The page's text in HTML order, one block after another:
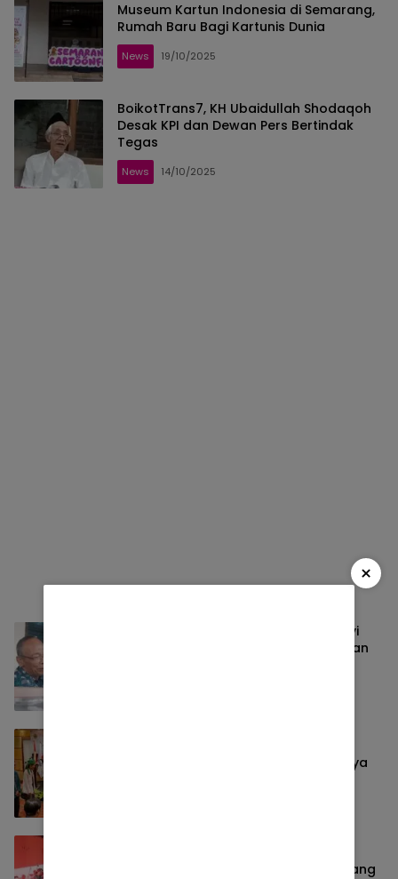
Museum Kartun Indonesia di Semarang,
Rumah Baru Bagi Kartunis Dunia
News 19/10/2025
BoikotTrans7, KH Ubaidullah Shodaqoh
Desak KPI dan Dewan Pers Bertindak
Tegas
News 14/10/2025
Belajar dari Prof Budi dan Jalan Sunyi
Petani Bertauhid: Enzim dan Kesehatan
Budayawan Usulkan Lembaga Budaya
Menyala di September Hitam Semarang
×